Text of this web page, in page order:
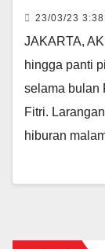
23/03/23
JAKARTA,
hingga panti
selama bulan
Fitri.
hiburan